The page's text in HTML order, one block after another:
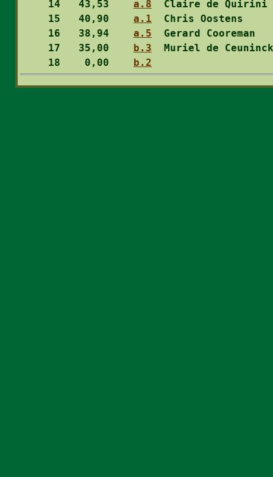
14
   43,53
a.8
Claire de
15
   40,90
a.1
Chris Oostens
16
   38,94
a.5
Gerard
17
   35,00
b.3
Muriel de
18
    0,00
b.2